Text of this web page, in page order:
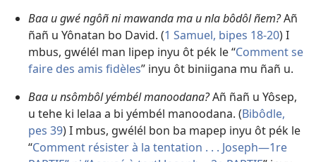
Baa u gwé ngôñ ni mawanda ma u nla bôdôl ñem?Añ
ñañ u Yônatan bo David. (1 Samuel, bipes 18-20) I
mbus, gwélél man lipep inyu ôt pék le “Comment se
faire des amis fidèles” inyu ôt biniigana mu ñañ u.
Baa u nsômbôl yémbél manoodana?Añ ñañ u Yôsep,
u tehe ki lelaa a bi yémbél manoodana. (Bibôdle,
pes 39) I mbus, gwélél bon ba mapep inyu ôt pék le
“Comment résister à la tentation . . . Joseph—1re